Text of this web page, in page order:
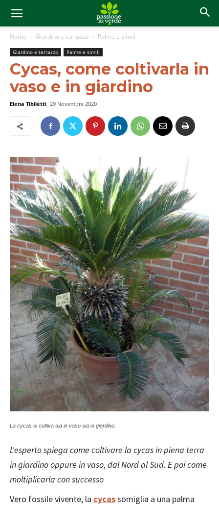
Home Giardino e terrazzo Palme e simili
Giardino e terrazzo Palme e simili
Cycas, come coltivarla in
vaso e in giardino
Elena Tibiletti 29 Novembre 2020
La cycas si coltiva sia in vaso sia in giardino.
L'esperto spiega come coltivare la cycas in piena terra
in giardino oppure in vaso, dal Nord al Sud. E poi come
moltiplicarla con successo
Vero fossile vivente, la cycassomiglia a una palma